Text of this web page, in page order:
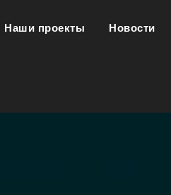
Наши проекты Новости